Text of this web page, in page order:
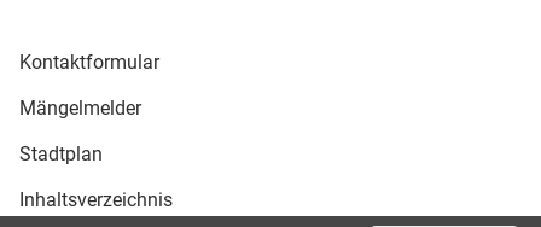
Kontaktformular
Mängelmelder
Stadtplan
Inhaltsverzeichnis